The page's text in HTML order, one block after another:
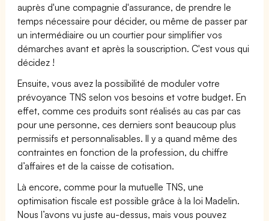
auprès d'une compagnie d'assurance, de prendre le
temps nécessaire pour décider, ou même de passer par
un intermédiaire ou un courtier pour simplifier vos
démarches avant et après la souscription. C'est vous qui
décidez !
Ensuite, vous avez la possibilité de moduler votre
prévoyance TNS selon vos besoins et votre budget. En
effet, comme ces produits sont réalisés au cas par cas
pour une personne, ces derniers sont beaucoup plus
permissifs et personnalisables. Il y a quand même des
contraintes en fonction de la profession, du chiffre
d’affaires et de la caisse de cotisation.
Là encore, comme pour la mutuelle TNS, une
optimisation fiscale est possible grâce à la loi Madelin.
Nous l’avons vu juste au-dessus, mais vous pouvez